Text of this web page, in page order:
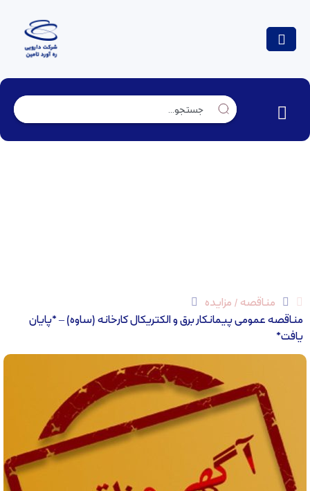
مناقصه / مزایده
مناقصه عمومی پیمانکار برق و الکتریکال کارخانه (ساوه) – *پایان
یافت*